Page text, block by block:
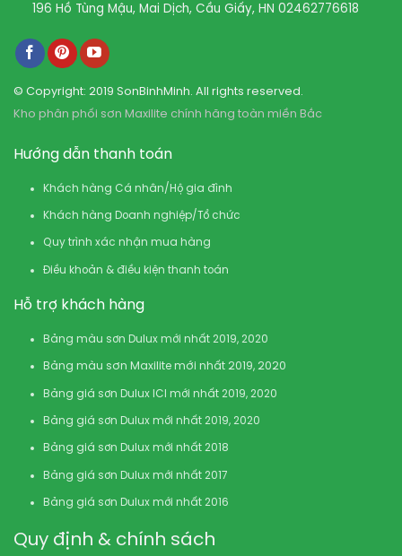
196 Hồ Tùng Mậu, Mai Dịch, Cầu Giấy, HN 02462776618
© Copyright: 2019 SonBinhMinh. All rights reserved.
Kho phân phối sơn Maxilite chính hãng toàn miền Bắc
Hướng dẫn thanh toán
Khách hàng Cá nhân/Hộ gia đình
Khách hàng Doanh nghiệp/Tổ chức
Quy trình xác nhận mua hàng
Điều khoản & điều kiện thanh toán
Hỗ trợ khách hàng
Bảng màu sơn Dulux mới nhất 2019, 2020
Bảng màu sơn Maxilite mới nhất 2019, 2020
Bảng giá sơn Dulux ICI mới nhất 2019, 2020
Bảng giá sơn Dulux mới nhất 2019, 2020
Bảng giá sơn Dulux mới nhất 2018
Bảng giá sơn Dulux mới nhất 2017
Bảng giá sơn Dulux mới nhất 2016
Quy định & chính sách